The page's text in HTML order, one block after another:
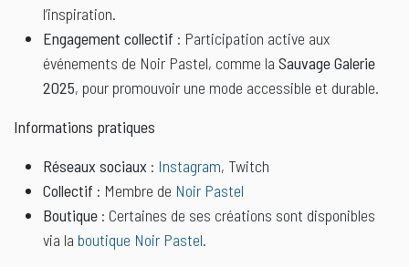
l’inspiration.
Engagement collectif : Participation active aux
événements de Noir Pastel, comme la Sauvage Galerie
2025, pour promouvoir une mode accessible et durable.
Informations pratiques
Réseaux sociaux : Instagram, Twitch
Collectif : Membre de Noir Pastel
Boutique : Certaines de ses créations sont disponibles
via la boutique Noir Pastel.